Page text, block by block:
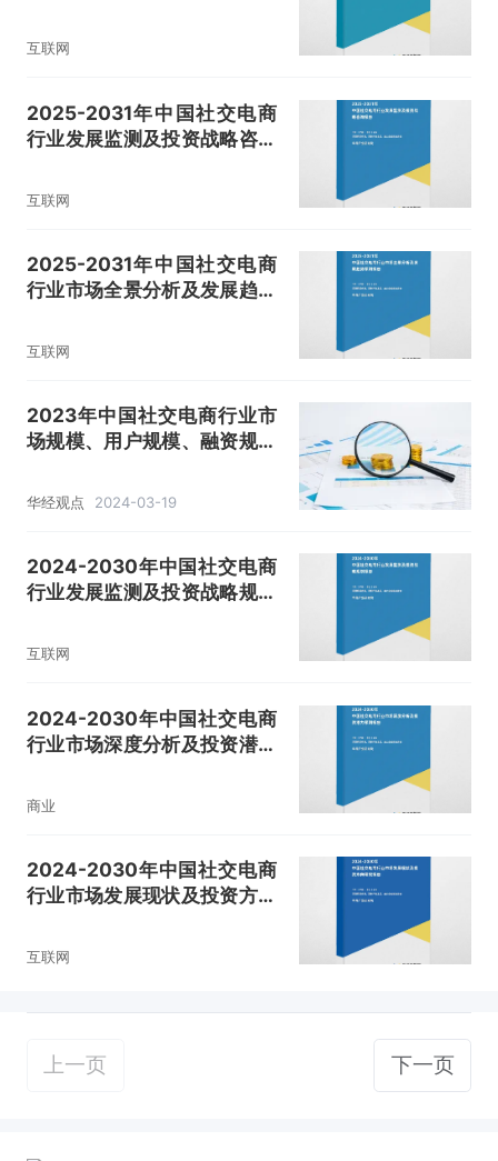
互联网
2025-2031年中国社交电商
行业发展监测及投资战略咨询
互联网
2025-2031年中国社交电商
行业市场全景分析及发展趋势
互联网
2023年中国社交电商行业市
场规模、用户规模、融资规模
华经观点 2024-03-19
2024-2030年中国社交电商
行业发展监测及投资战略规划
互联网
2024-2030年中国社交电商
行业市场深度分析及投资潜力
商业
2024-2030年中国社交电商
行业市场发展现状及投资方向
互联网
上一页 下一页